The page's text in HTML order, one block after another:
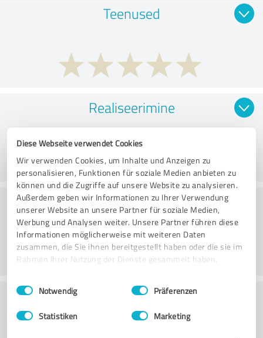
Diese Webseite verwendet Cookies
Wir verwenden Cookies, um Inhalte und Anzeigen zu
personalisieren, Funktionen für soziale Medien anbieten zu
können und die Zugriffe auf unsere Website zu analysieren.
Außerdem geben wir Informationen zu Ihrer Verwendung
unserer Website an unsere Partner für soziale Medien,
Werbung und Analysen weiter. Unsere Partner führen diese
Informationen möglicherweise mit weiteren Daten
zusammen, die Sie ihnen bereitgestellt haben oder die sie im
Rahmen Ihrer Nutzung der Dienste gesammelt haben.
Impressum Datenschutzbestimmungen
Einwilligungsauswahl
Notwendig Präferenzen
Statistiken Marketing
Teenused
Realiseerimine
Konsultatsioon
Klienditeenindus